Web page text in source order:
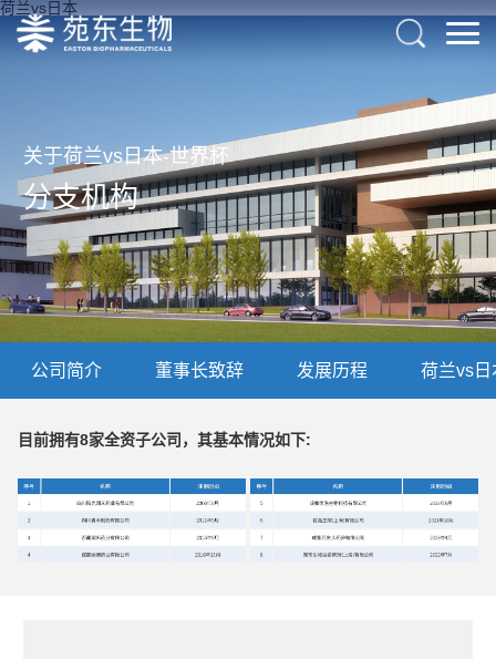
荷兰vs日本
关于荷兰vs日本-世界杯
分支机构
公司简介 董事长致辞 发展历程 荷兰vs日
目前拥有8家全资子公司，其基本情况如下: